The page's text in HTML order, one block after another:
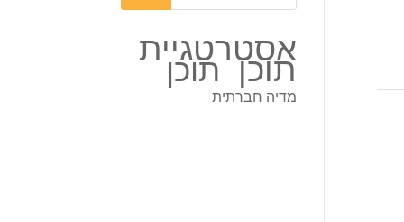
אסטרטגיית
תוכן תוכן
מדיה חברתית